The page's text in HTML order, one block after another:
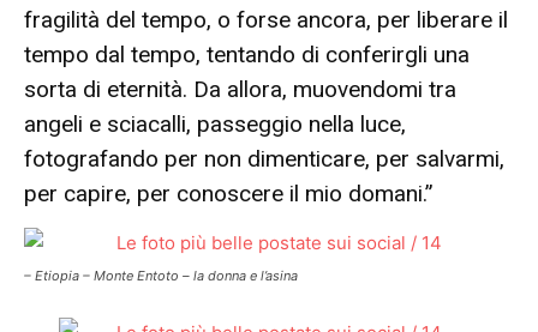
fragilità del tempo, o forse ancora, per liberare il
tempo dal tempo, tentando di conferirgli una
sorta di eternità. Da allora, muovendomi tra
angeli e sciacalli, passeggio nella luce,
fotografando per non dimenticare, per salvarmi,
per capire, per conoscere il mio domani.”
– Etiopia – Monte Entoto – la donna e l’asina